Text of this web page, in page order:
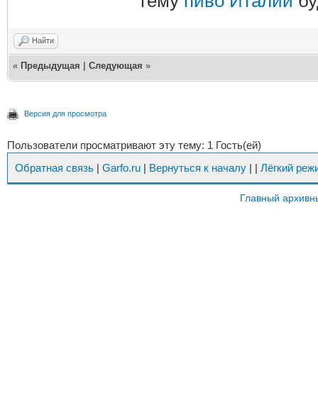
Найти
« Предыдущая Следующая »
Версия для просмотра
Пользователи просматривают эту тему: 1 Гость(ей)
Обратная связь | Garfo.ru | Вернуться к началу | | Лёгкий
Главный